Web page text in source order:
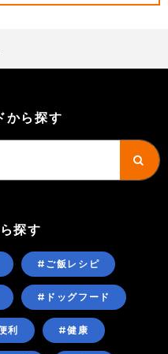
から探す
探す
#ご飯レシピ
#ドッグフード
利 #健康